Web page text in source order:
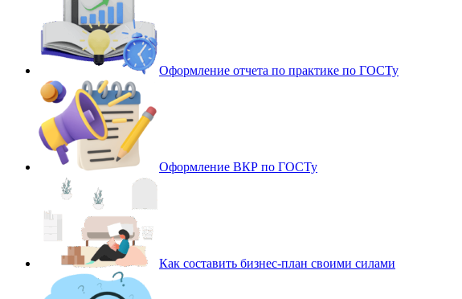
Оформление отчета по практике по ГОСТу
Оформление ВКР по ГОСТу
Как составить бизнес-план своими силами